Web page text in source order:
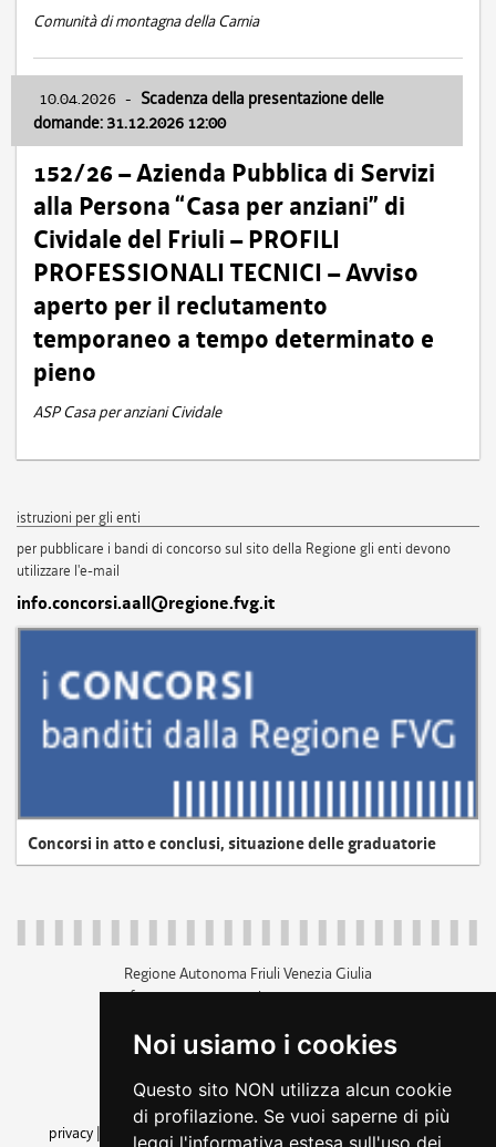
Noi usiamo i cookies
Questo sito NON utilizza alcun cookie
di profilazione. Se vuoi saperne di più
leggi l'informativa estesa sull'uso dei
Comunità di montagna della Carnia
10.04.2026 - Scadenza della presentazione delle
domande: 31.12.2026 12:00
152/26 – Azienda Pubblica di Servizi
alla Persona “Casa per anziani” di
Cividale del Friuli – PROFILI
PROFESSIONALI TECNICI – Avviso
aperto per il reclutamento
temporaneo a tempo determinato e
pieno
ASP Casa per anziani Cividale
istruzioni per gli enti
per pubblicare i bandi di concorso sul sito della Regione gli enti devono
utilizzare l'e-mail
info.concorsi.aall@regione.fvg.it
Concorsi in atto e conclusi, situazione delle graduatorie
Regione Autonoma Friuli Venezia Giulia
c.f. 80014930327; p.iva 00526040324
+39 040 3771111
amministrazione trasparente
privacy
cookie |note legali accessibilità
dichiarazione di